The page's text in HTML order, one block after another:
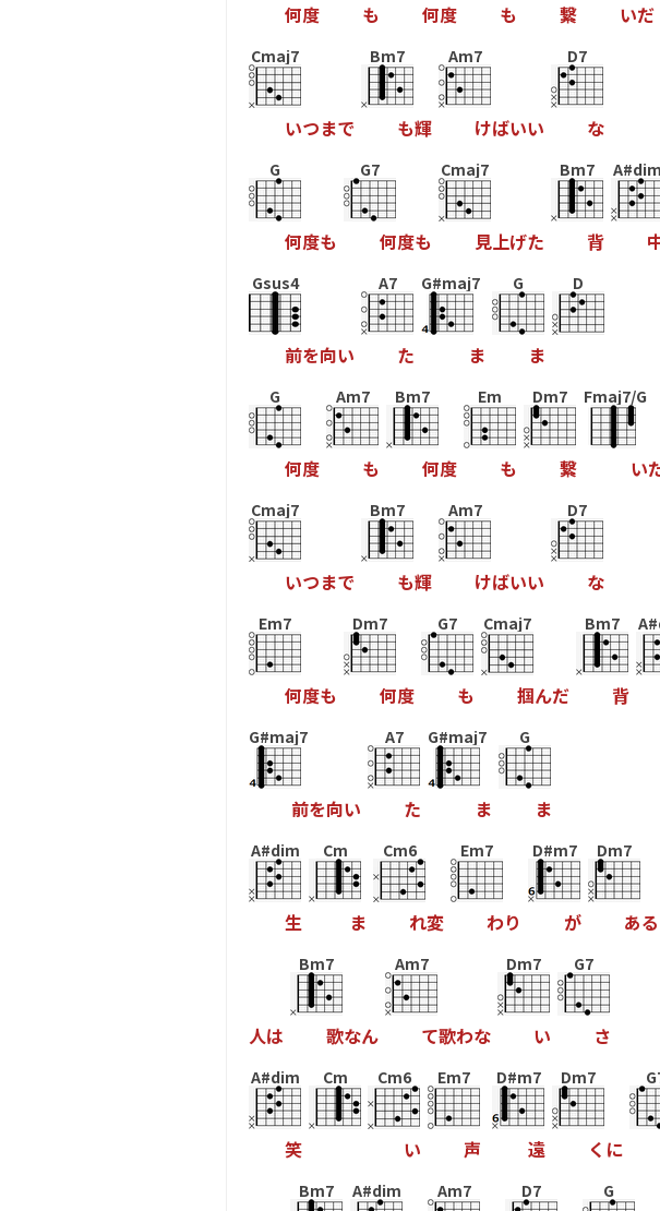
何度 も 何度 も 繋 いだ
Cmaj7
いつまで
Bm7
も輝
Am7
けばいい
D7
な
G
何度も
G7
何度も
Cmaj7
見上げた
Bm7
背
A#dim
Gsus4
前を向い
A7
た
G#maj7
ま
G
ま
D
G
何度
Am7
も
Bm7
何度
Em
も
Dm7
繋
Fmaj7/G
い
Cmaj7
いつまで
Bm7
も輝
Am7
けばいい
D7
な
Em7
何度も
Dm7
何度
G7
も
Cmaj7
掴んだ
Bm7
背
G#maj7
前を向い
A7
た
G#maj7
ま
G
ま
A#dim
生
Cm
ま
Cm6
れ変
Em7
わり
D#m7
が
Dm7
ある
人は
Bm7
歌なん
Am7
て歌わな
Dm7
い
G7
さ
A#dim
笑
Cm Cm6
い
Em7
声
D#m7
遠
Dm7
く に
Bm7 A#dim Am7 D7 G